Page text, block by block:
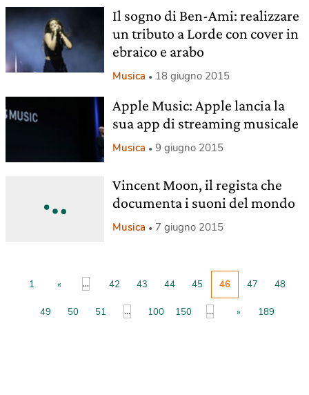
Il sogno di Ben-Ami: realizzare
un tributo a Lorde con cover in
ebraico e arabo
Musica 18 giugno 2015
Apple Music: Apple lancia la
sua app di streaming musicale
Musica 9 giugno 2015
Vincent Moon, il regista che
documenta i suoni del mondo
Musica 7 giugno 2015
1 « ... 42 43 44 45 46 47 48
49 50 51 ... 100 150 ... » 189